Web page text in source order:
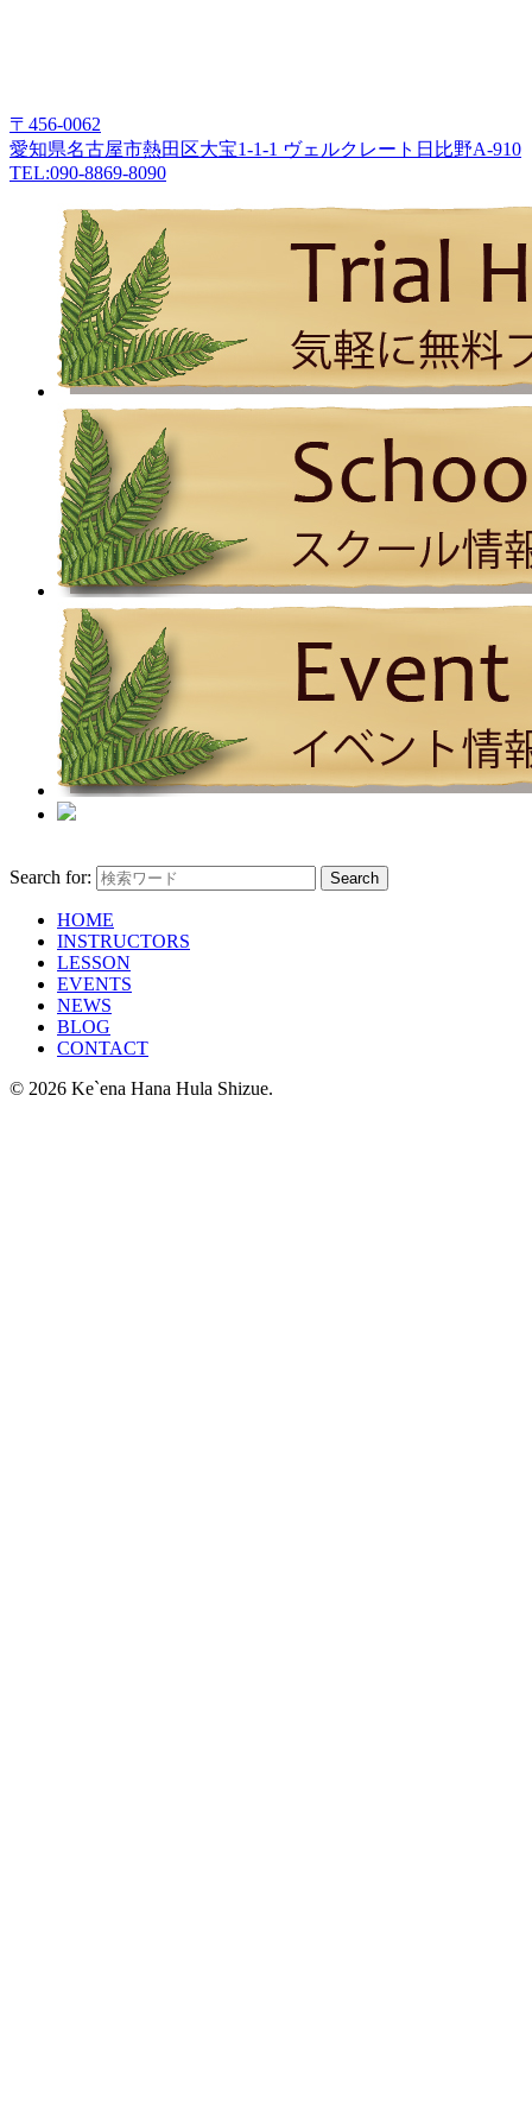
〒456-0062
愛知県名古屋市熱田区大宝1-1-1 ヴェルクレート日比野A-910
TEL:090-8869-8090
Search for:
HOME
INSTRUCTORS
LESSON
EVENTS
NEWS
BLOG
CONTACT
© 2026 Ke`ena Hana Hula Shizue.